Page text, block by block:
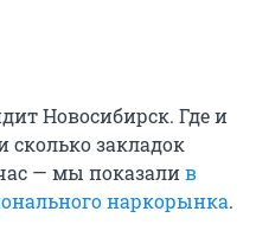
Новосибирск. Где и
закладок
— мы показалив
наркорынка.